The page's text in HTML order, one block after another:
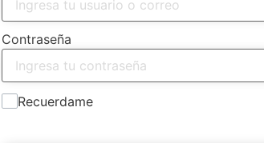
Contraseña
Recuerdame